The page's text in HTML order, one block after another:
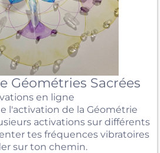
Géométries Sacrées
en ligne
l'activation de la Géométrie
activations sur différents
tes fréquences vibratoires
sur ton chemin.